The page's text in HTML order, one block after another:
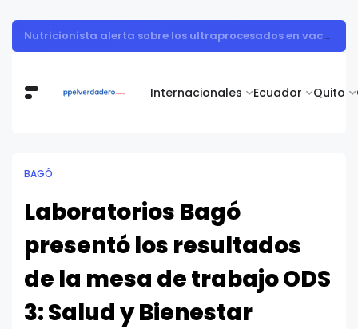
Internacionales Ecuador Quito
Muestra de arte contemporáneo reunió a cuerpo diplomático y artistas nacionales en la Academia Diplomática Galo Plaza
BAGÓ
Laboratorios Bagó
presentó los resultados
de la mesa de trabajo ODS
3: Salud y Bienestar